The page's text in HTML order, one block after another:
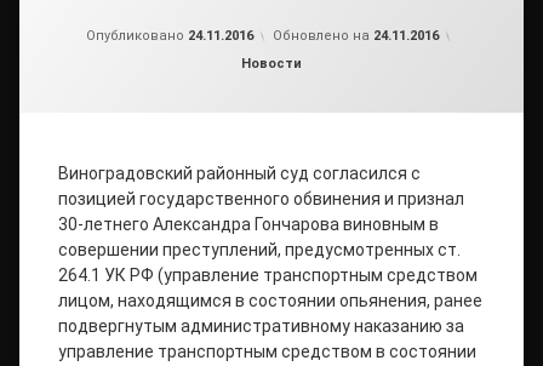
Опубликовано 24.11.2016 Обновлено на 24.11.2016
Рубрики:
Новости
Виноградовский районный суд согласился с
позицией государственного обвинения и признал
30-летнего Александра Гончарова виновным в
совершении преступлений, предусмотренных ст.
264.1 УК РФ (управление транспортным средством
лицом, находящимся в состоянии опьянения, ранее
подвергнутым административному наказанию за
управление транспортным средством в состоянии